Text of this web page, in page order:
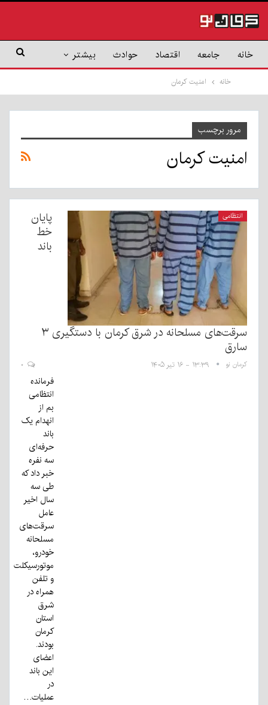
خانه جامعه اقتصاد حوادث بیشتر
خانه امنیت کرمان
مرور برچسب
امنیت کرمان
انتظامی
پایان
خط
باند
سرقت‌های مسلحانه در شرق کرمان با دستگیری ۳
سارق
کرمان نو ۱۳:۳۹ - ۱۶ تیر ۱۴۰۵
فرمانده
انتظامی
بم از
انهدام یک
باند
حرفه‌ای
سه نفره
خبر داد که
طی سه
سال اخیر
عامل
سرقت‌های
مسلحانه
خودرو،
موتورسیکلت
و تلفن
همراه در
شرق
استان
کرمان
بودند.
اعضای
این باند
در
عملیات…